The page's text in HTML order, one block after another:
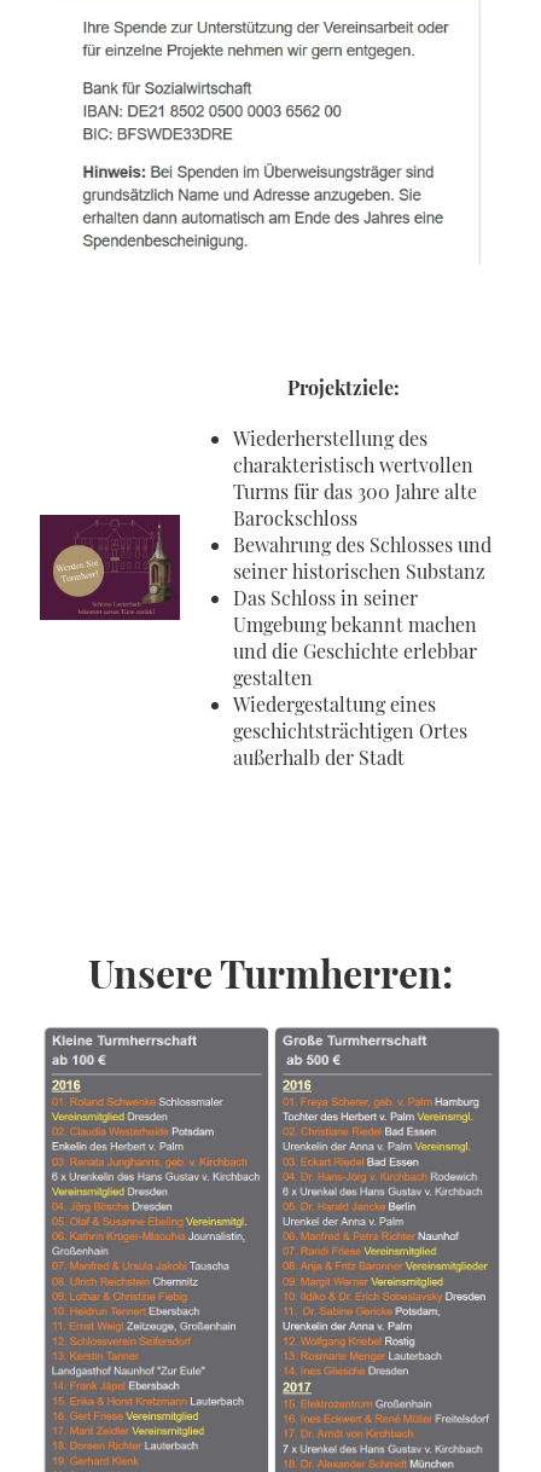
Projektziele:
Wiederherstellung des
charakteristisch wertvollen
Turms für das 300 Jahre alte
Barockschloss
Bewahrung des Schlosses und
seiner historischen Substanz
Das Schloss in seiner
Umgebung bekannt machen
und die Geschichte erlebbar
gestalten
Wiedergestaltung eines
geschichtsträchtigen Ortes
außerhalb der Stadt
Unsere Turmherren: